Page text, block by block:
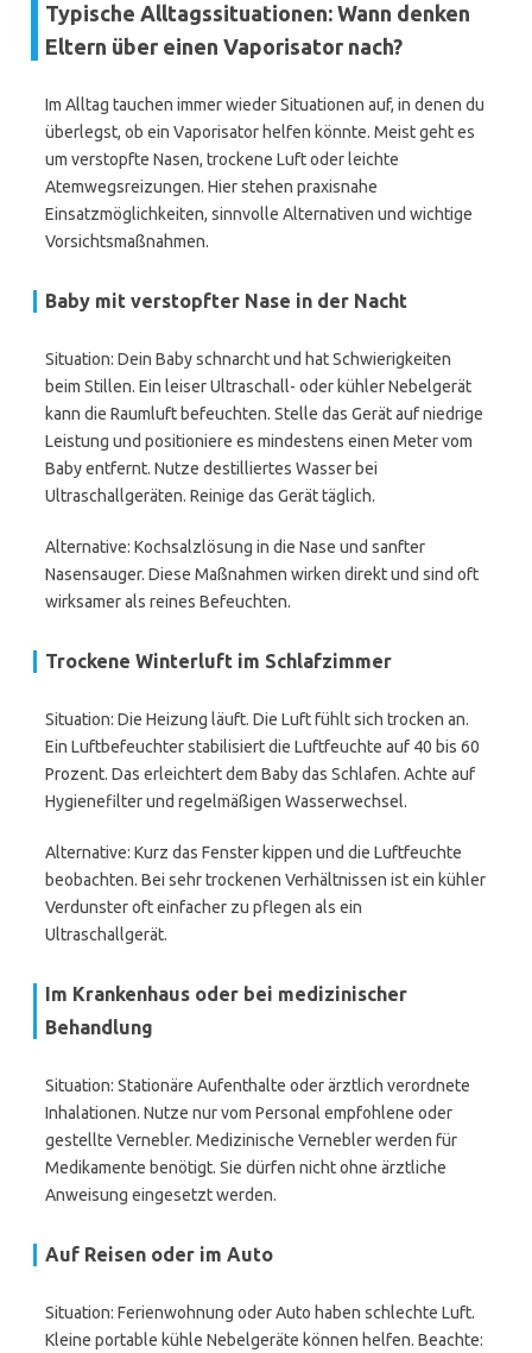
Typische Alltagssituationen: Wann denken
Eltern über einen Vaporisator nach?
Im Alltag tauchen immer wieder Situationen auf, in denen du
überlegst, ob ein Vaporisator helfen könnte. Meist geht es
um verstopfte Nasen, trockene Luft oder leichte
Atemwegsreizungen. Hier stehen praxisnahe
Einsatzmöglichkeiten, sinnvolle Alternativen und wichtige
Vorsichtsmaßnahmen.
Baby mit verstopfter Nase in der Nacht
Situation: Dein Baby schnarcht und hat Schwierigkeiten
beim Stillen. Ein leiser Ultraschall- oder kühler Nebelgerät
kann die Raumluft befeuchten. Stelle das Gerät auf niedrige
Leistung und positioniere es mindestens einen Meter vom
Baby entfernt. Nutze destilliertes Wasser bei
Ultraschallgeräten. Reinige das Gerät täglich.
Alternative: Kochsalzlösung in die Nase und sanfter
Nasensauger. Diese Maßnahmen wirken direkt und sind oft
wirksamer als reines Befeuchten.
Trockene Winterluft im Schlafzimmer
Situation: Die Heizung läuft. Die Luft fühlt sich trocken an.
Ein Luftbefeuchter stabilisiert die Luftfeuchte auf 40 bis 60
Prozent. Das erleichtert dem Baby das Schlafen. Achte auf
Hygienefilter und regelmäßigen Wasserwechsel.
Alternative: Kurz das Fenster kippen und die Luftfeuchte
beobachten. Bei sehr trockenen Verhältnissen ist ein kühler
Verdunster oft einfacher zu pflegen als ein
Ultraschallgerät.
Im Krankenhaus oder bei medizinischer
Behandlung
Situation: Stationäre Aufenthalte oder ärztlich verordnete
Inhalationen. Nutze nur vom Personal empfohlene oder
gestellte Vernebler. Medizinische Vernebler werden für
Medikamente benötigt. Sie dürfen nicht ohne ärztliche
Anweisung eingesetzt werden.
Auf Reisen oder im Auto
Situation: Ferienwohnung oder Auto haben schlechte Luft.
Kleine portable kühle Nebelgeräte können helfen. Beachte: